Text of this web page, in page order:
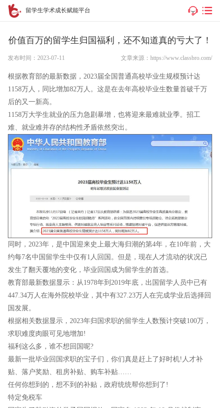
留学生学术成长赋能平台
价值百万的留学生归国福利，还不知道真的亏大了！
发布时间：2023-07-11 文章来源：https://www.classbro.com/
根据教育部的最新数据，2023届全国普通高校毕业生规模预计达
1158万人，同比增加82万人。这是在去年高校毕业生数量首破千万
后的又一新高。
1158万大学生就业的压力急剧暴增，也将迎来最难就业季。招工
难、就业难并存的结构性矛盾依然突出。
同时，2023年，是中国迎来史上最大海归潮的第4年，在10年前，大
约每7名中国留学生中仅有1人回国。但是，现在人才流动的状况已
发生了翻天覆地的变化，毕业回国成为留学生的首选。
教育部最新数据显示：从1978年到2019年底，出国留学人员中已有
447.34万人在海外院校毕业，其中有327.23万人在完成学业后选择回
国发展。
根据相关数据显示，2023年归国求职的留学生人数预计突破100万，
求职难度肉眼可见地增加!
福利这么多，谁不想回国呢?
最新一批毕业回国求职的宝子们，你们真是赶上了好时机!人才补
贴、落户奖励、租房补贴、购车补贴……
任何你想到的，想不到的补贴，政府统统帮你想到了!
特定免税车